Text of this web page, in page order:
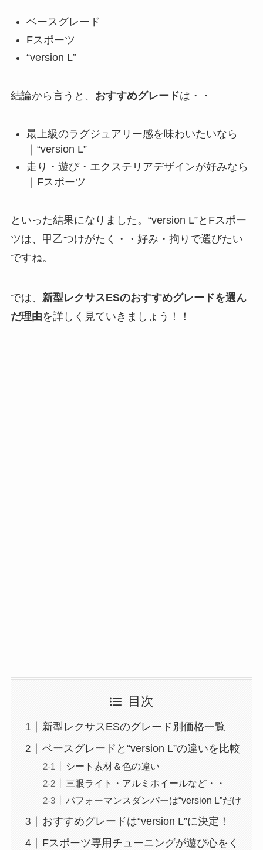
ベースグレード
Fスポーツ
“version L”
結論から言うと、 おすすめグレードは・・
最上級のラグジュアリー感を味わいたいなら
｜“version L”
走り・遊び・エクステリアデザインが好みなら
｜Fスポーツ
といった結果になりました。“version L”とFスポー
ツは、甲乙つけがたく・・好み・拘りで選びたい
ですね。
では、 新型レクサスESのおすすめグレードを選ん
だ理由を詳しく見ていきましょう！！
目次
新型レクサスESのグレード別価格一覧
ベースグレードと“version L”の違いを比較
シート素材＆色の違い
三眼ライト・アルミホイールなど・・
パフォーマンスダンパーは“version L”だけ
おすすめグレードは“version L”に決定！
Fスポーツ専用チューニングが遊び心をく